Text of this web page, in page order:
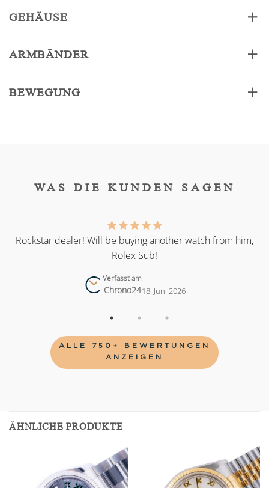
GEHÄUSE
ARMBÄNDER
BEWEGUNG
WAS DIE KUNDEN SAGEN
Rockstar dealer! Will be buying another watch from him,
Rolex Sub!
Verfasst am
Chrono2418. Juni 2026
ALLE 750+ BEWERTUNGEN
ANZEIGEN
ÄHNLICHE PRODUKTE
Add to
wishlist
Add to
wishlist